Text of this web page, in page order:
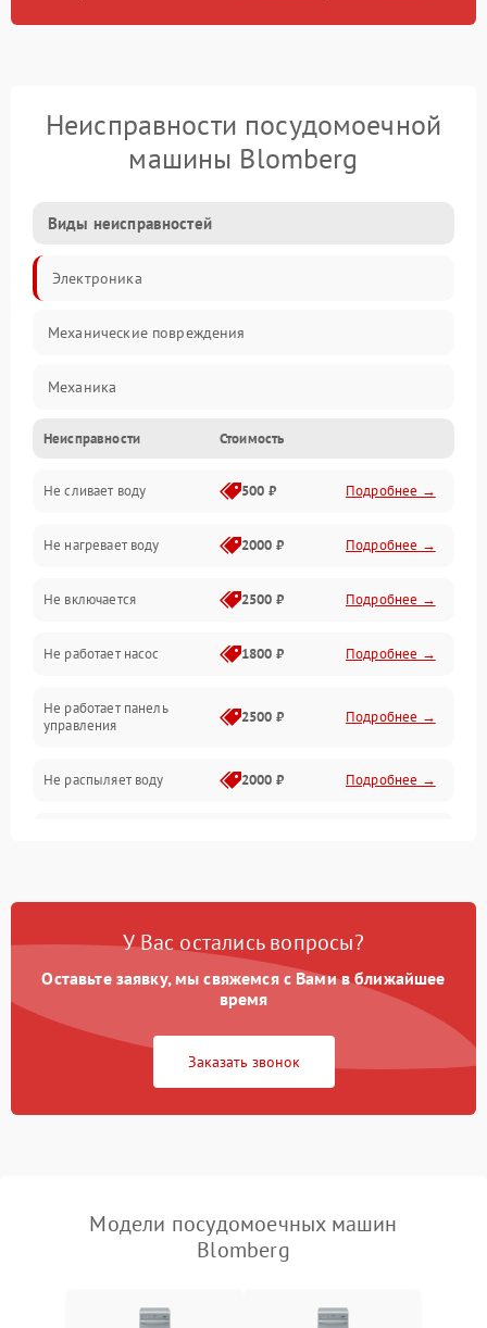
Неисправности посудомоечной
машины Blomberg
Виды неисправностей
Электроника
Механические повреждения
Механика
Управление
Электропитание
Датчики
Нагрев
Вода
Гигиена
Программное обеспечение
Неисправности Стоимость
Не сливает воду 500 ₽ Подробнее →
Не нагревает воду 2000 ₽ Подробнее →
Не включается 2500 ₽ Подробнее →
Не работает насос 1800 ₽ Подробнее →
Не работает панель
управления
2500 ₽ Подробнее →
Не распыляет воду 2000 ₽ Подробнее →
Проблемы с набором
Не работает сушилка 2100 ₽ Подробнее →
Сбои в работе таймера 1700 ₽
У Вас остались вопросы?
Оставьте заявку, мы свяжемся с Вами в ближайшее
время
Заказать звонок
Модели посудомоечных машин
Blomberg